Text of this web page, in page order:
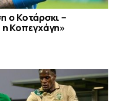
ο Κοτάρσκι –
Κοπεγχάγη»